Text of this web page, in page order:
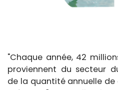
"Chaque année, 42
proviennent du secteur
de la quantité annuelle